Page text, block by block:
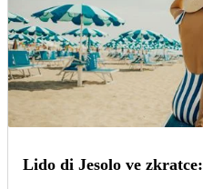
Lido di Jesolo ve zkratce: